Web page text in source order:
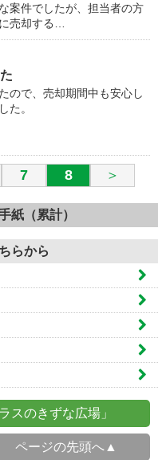
案件でしたが、担当者の方
売却する…
ので、売却期間中も安心し
た。
7 8 ＞
紙（累計）
らから
スのきずな広場」
ページの先頭へ▲